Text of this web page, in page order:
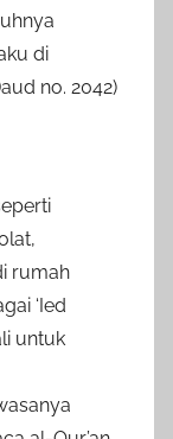
di
no. 2042)
rumah
‘Ied
untuk